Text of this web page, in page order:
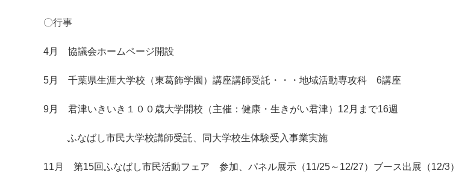
〇行事
4月 協議会ホームページ開設
5月 千葉県生涯大学校（東葛飾学園）講座講師受託・・・地域活動専攻科 6講座
9月 君津いきいき１００歳大学開校（主催：健康・生きがい君津）12月まで16週
ふなばし市民大学校講師受託、同大学校生体験受入事業実施
11月 第15回ふなばし市民活動フェア 参加、パネル展示（11/25～12/27）ブース出展（12/3）